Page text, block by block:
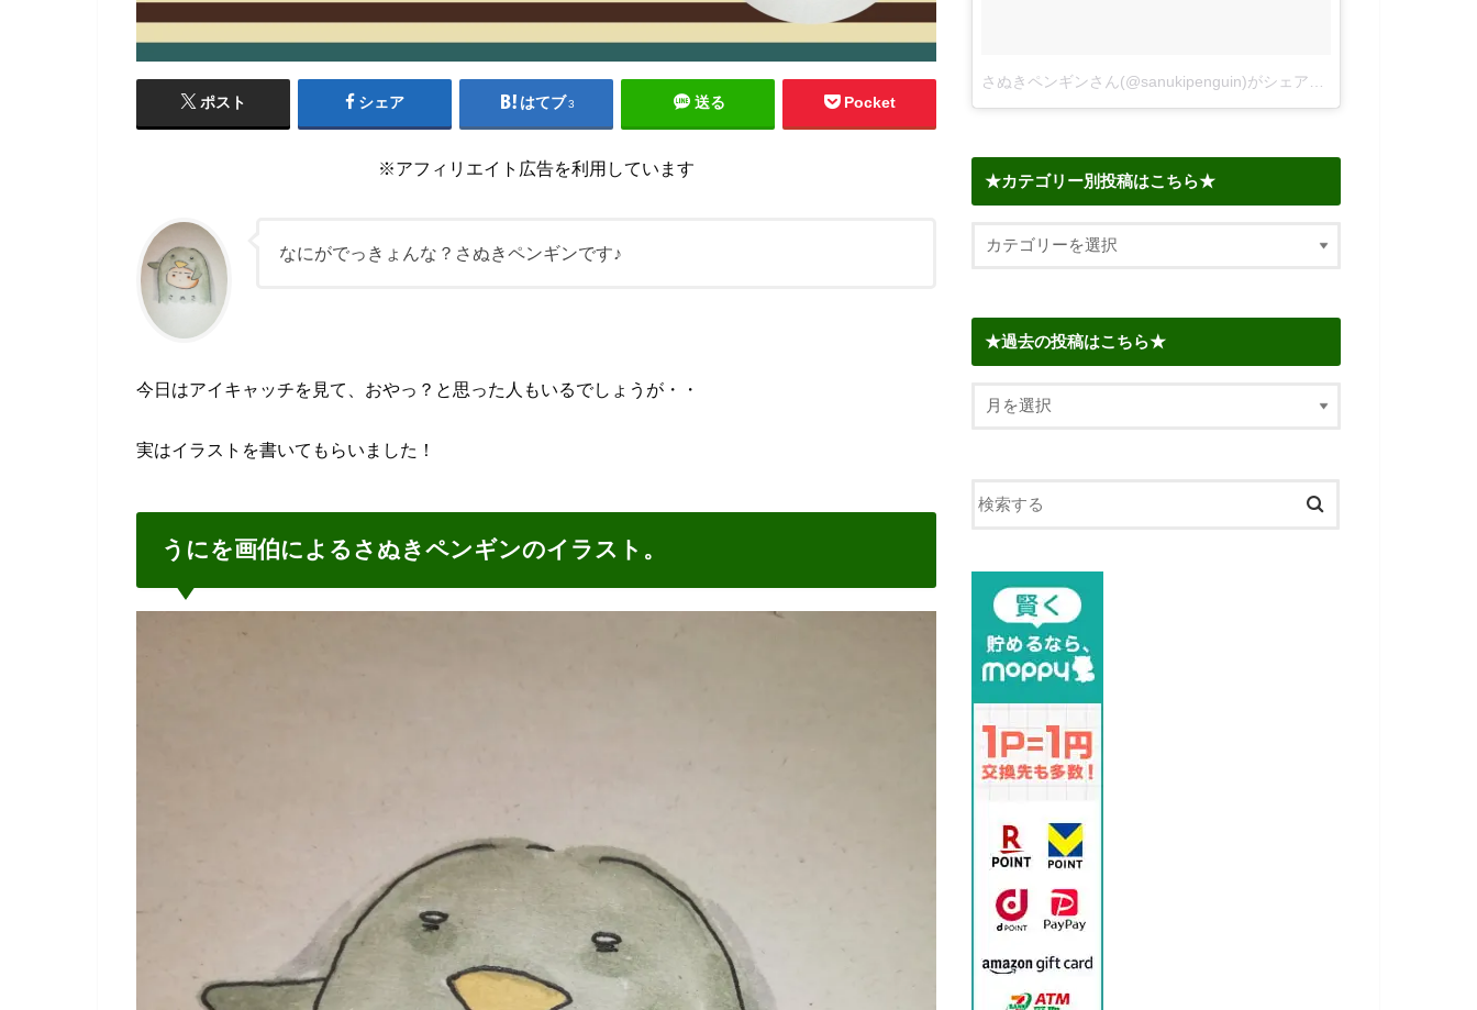
ポスト シェア はてブ3 送る Pocket
※アフィリエイト広告を利用しています
なにがでっきょんな？さぬきペンギンです♪
今日はアイキャッチを見て、おやっ？と思った人もいるでしょうが・・
実はイラストを書いてもらいました！
うにを画伯によるさぬきペンギンのイラスト。
★カテゴリー別投稿はこちら★
★過去の投稿はこちら★